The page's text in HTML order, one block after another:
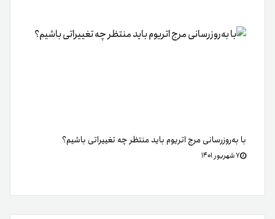
با به‌روزرسانی مرج اتریوم باید منتظر چه تغییراتی باشیم؟
۷ شهریور ۱۴۰۱